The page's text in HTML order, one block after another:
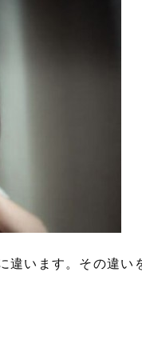
います。その違い